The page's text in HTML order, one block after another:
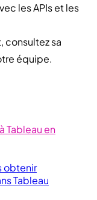
les APIs et les
consultez sa
équipe.
Tableau en
obtenir
Tableau